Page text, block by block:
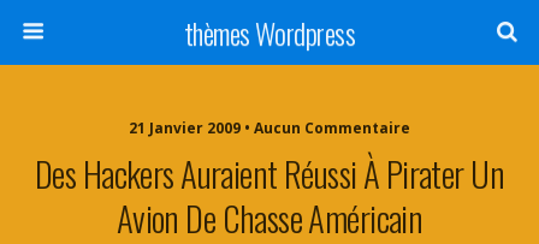
thèmes Wordpress
21 Janvier 2009 • Aucun Commentaire
Des Hackers Auraient Réussi À Pirater Un
Avion De Chasse Américain